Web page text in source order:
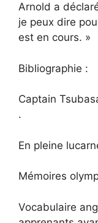
Arnold a
je peux dire
est en cours. »
Bibliographie :
Captain
.
En pleine
Mémoires
Vocabulaire